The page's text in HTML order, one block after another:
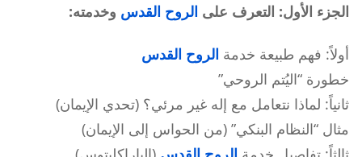
الجزء الأول: التعرف على الروح القدس وخدمته:
أولاً: فهم طبيعة خدمة الروح القدس
خطورة “اليُتم الروحي”
ثانياً: لماذا نتعامل مع إله غير مرئي؟ (تحدي الإيمان)
مثال “النظام البنكي” (من الحواس إلى الإيمان)